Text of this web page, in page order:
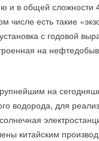
и в общей
числе есть такие
с годовой
на
на
водорода, для
китайским
торговой марки,
итальянских
качеству,
ее историю